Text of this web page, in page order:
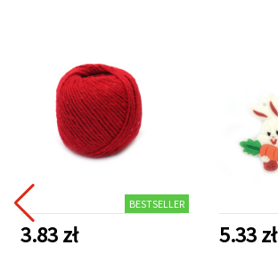
BESTSELLER
3.83 zł 5.33 zł